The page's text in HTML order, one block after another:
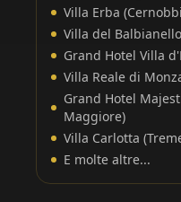
Villa Erba
Villa del
Grand Hotel Villa
Villa Reale di
Grand Hotel
Maggiore)
Villa Carlotta
E molte altre...